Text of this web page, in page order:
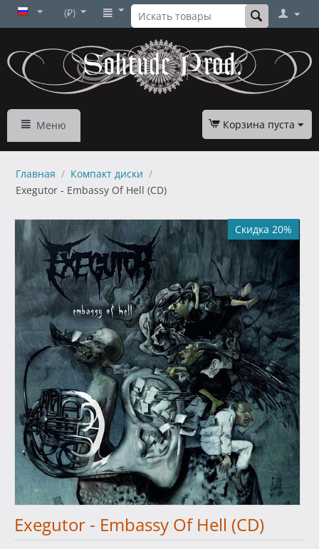
(₽)
Меню Корзина пуста
Главная / Компакт диски /
Exegutor - Embassy Of Hell (CD)
Скидка 20%
Exegutor - Embassy Of Hell (CD)